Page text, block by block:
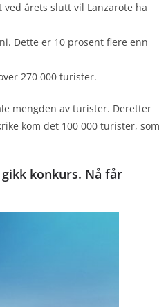
årets slutt vil Lanzarote ha
Dette er 10 prosent flere enn
270 000 turister.
mengden av turister. Deretter
kom det 100 000 turister, som
konkurs. Nå får